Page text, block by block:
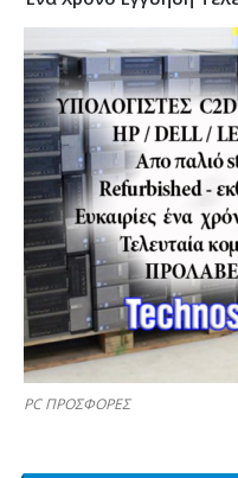
PC ΠΡΟΣΦΟΡΕΣ